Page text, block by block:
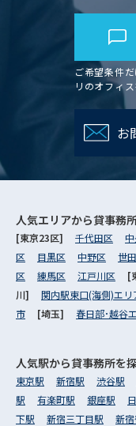
ご希望条件
リのオフィ
お
人気エリアから貸事務
[東京23区] 千代田区
区
目黒区 中野区 世
区
練馬区 江戸川区 [
川] 関内駅東口(海側)エリ
市
[埼玉] 春日部･越谷
人気駅から貸事務所を
東京駅 新宿駅 渋谷駅
駅
有楽町駅 銀座駅
下駅
新宿三丁目駅 新